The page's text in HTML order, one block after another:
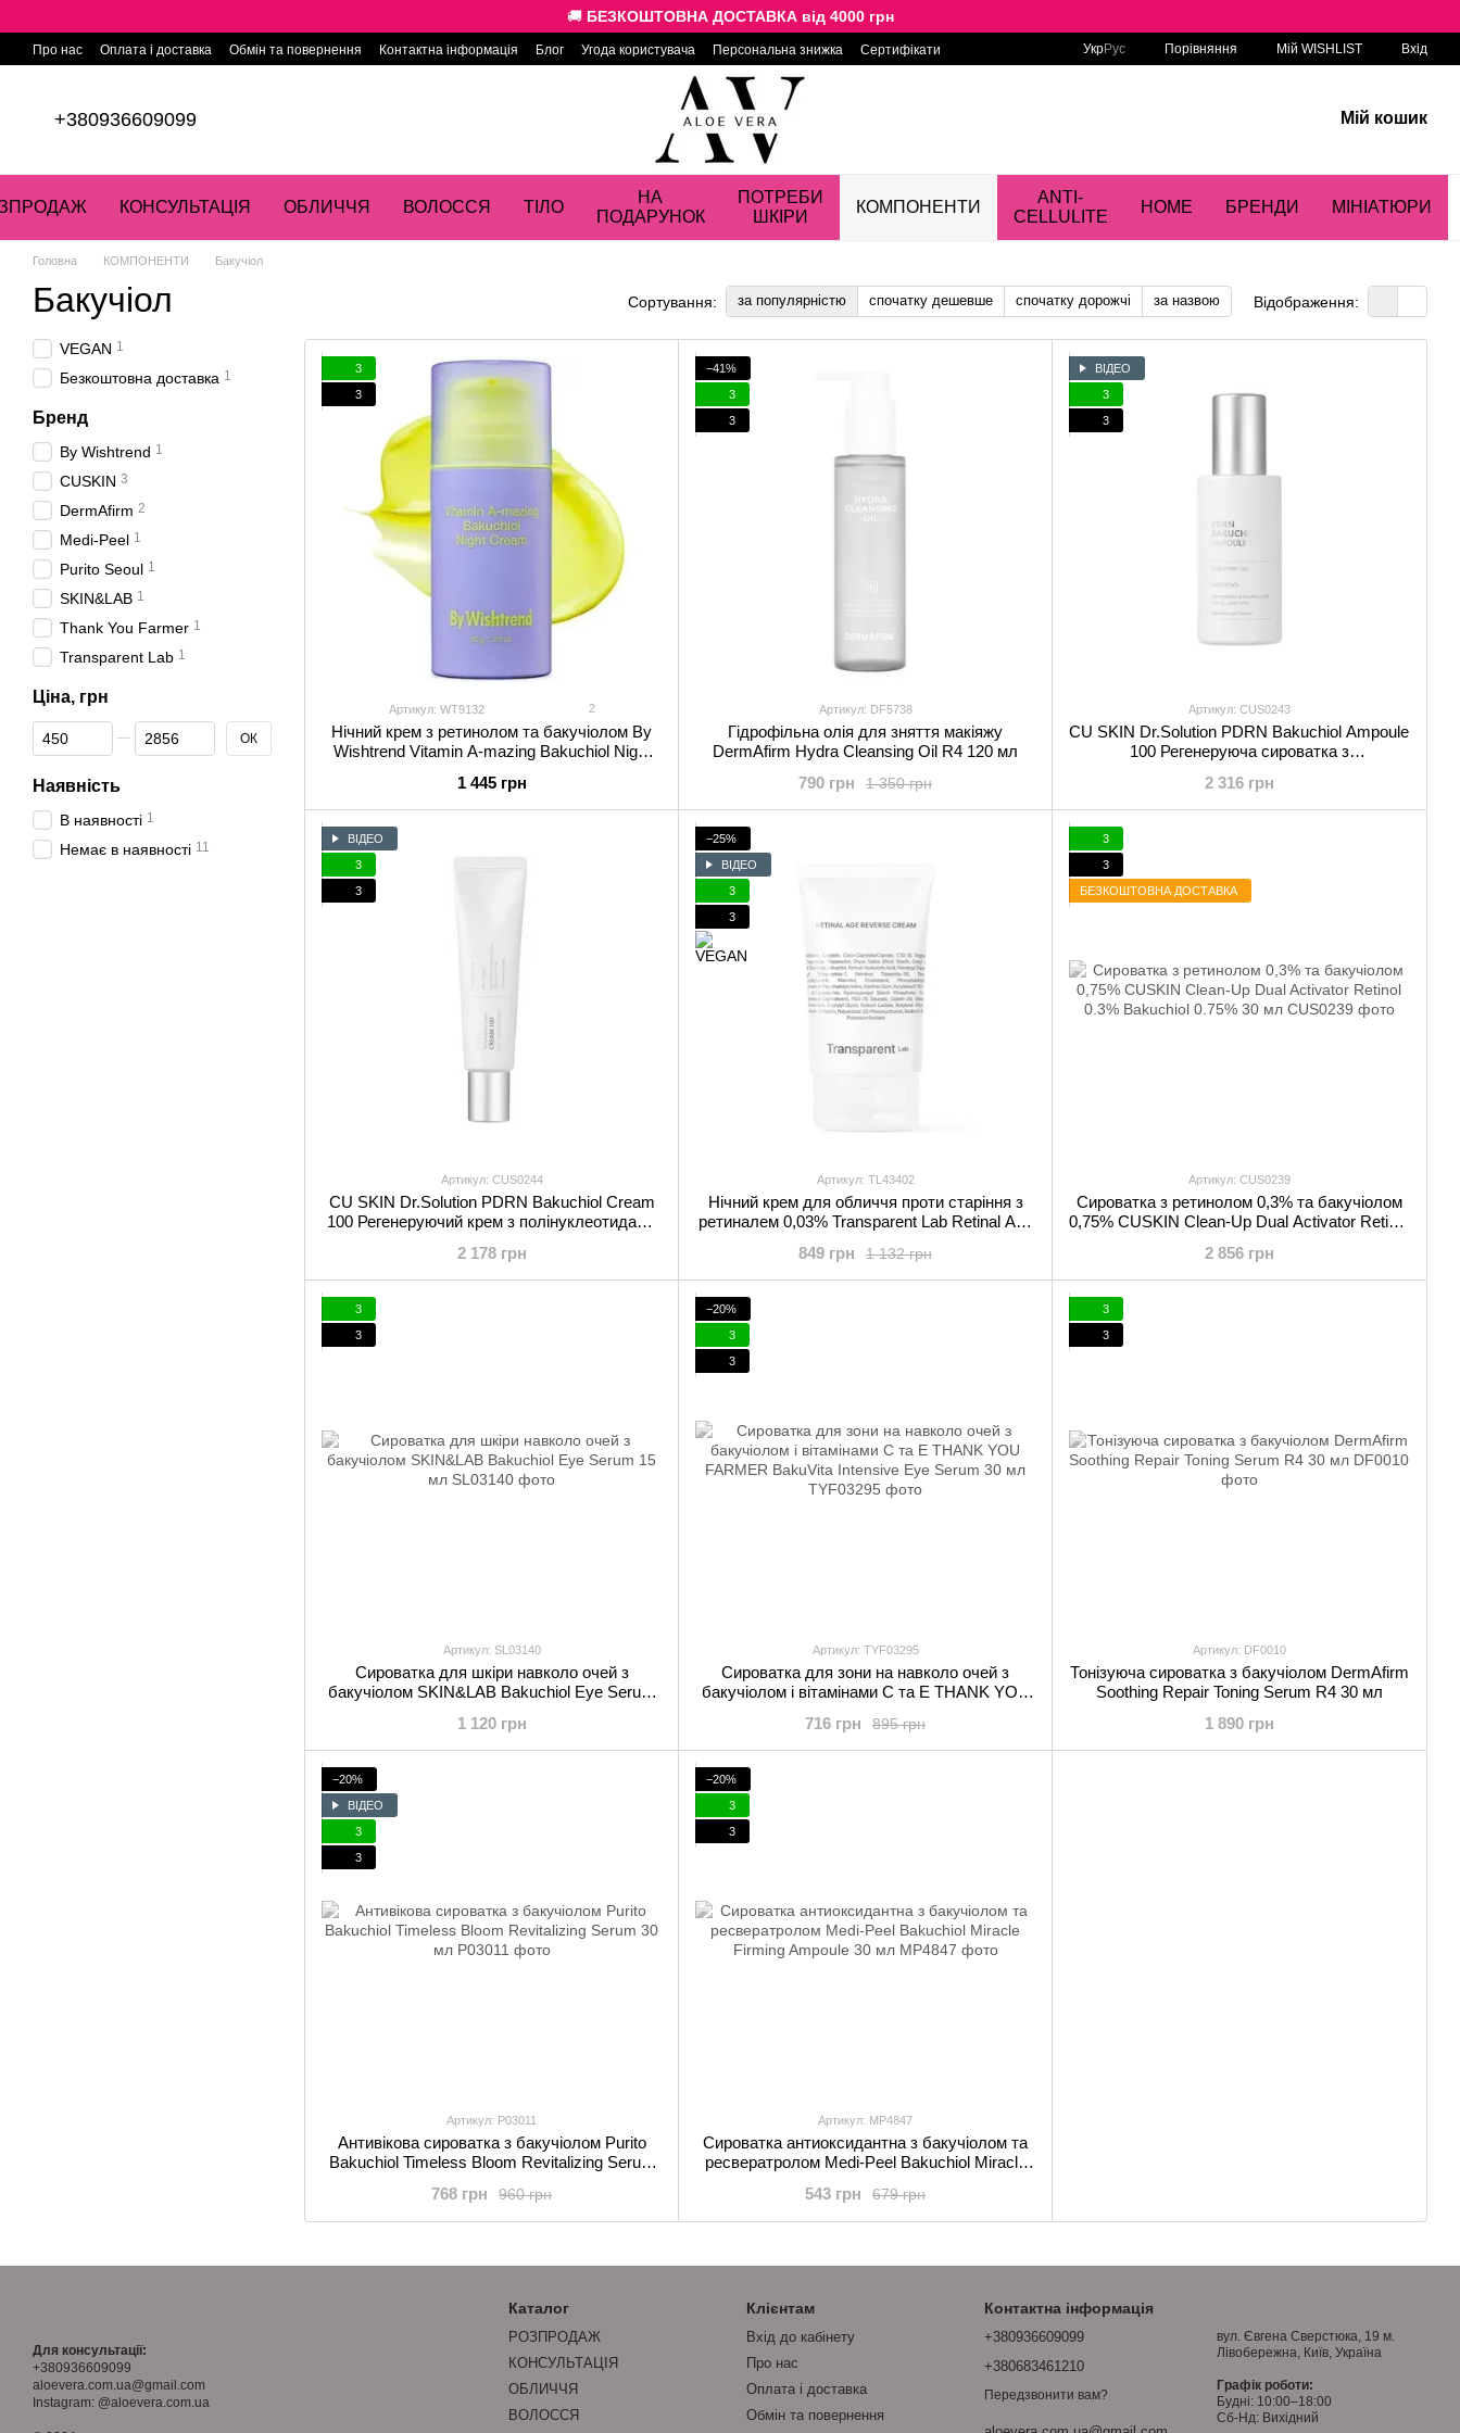
🚚 БЕЗКОШТОВНА ДОСТАВКА від 4000 грн
Про нас Оплата і доставка Обмін та повернення Контактна інформація Блог Угода користувача Персональна знижка Сертифікати УкрРус Порівняння Мій WISHLIST Вхід
+380936609099 Мій кошик
КОНСУЛЬТАЦІЯ ОБЛИЧЧЯ ВОЛОССЯ ТІЛО
НА
ПОДАРУНОК
ПОТРЕБИ
ШКІРИ
КОМПОНЕНТИ
ANTI-
CELLULITE
HOME БРЕНДИ МІНІАТЮРИ
Головна КОМПОНЕНТИ Бакучіол
Бакучіол Сортування: за популярністю спочатку дешевше спочатку дорожчі за назвою Відображення:
3
3
Артикул: WT9132 2
Нічний крем з ретинолом та бакучіолом By
Wishtrend Vitamin A-mazing Bakuchiol Night
1 445 грн
−41%
3
3
Артикул: DF5738
Гідрофільна олія для зняття макіяжу
DermAfirm Hydra Cleansing Oil R4 120 мл
1 350 грн
790 грн
ВІДЕО
3
3
Артикул: CUS0243
CU SKIN Dr.Solution PDRN Bakuchiol Ampoule
100 Регенеруюча сироватка з
2 316 грн
ВІДЕО
3
3
Артикул: CUS0244
CU SKIN Dr.Solution PDRN Bakuchiol Cream
100 Регенеруючий крем з полінуклеотидами
2 178 грн
−25%
ВІДЕО
3
3
Артикул: TL43402
Нічний крем для обличчя проти старіння з
ретиналем 0,03% Transparent Lab Retinal Age
1 132 грн
849 грн
3
3
БЕЗКОШТОВНА ДОСТАВКА
Артикул: CUS0239
Сироватка з ретинолом 0,3% та бакучіолом
0,75% CUSKIN Clean-Up Dual Activator Retinol
2 856 грн
3
3
Артикул: SL03140
Сироватка для шкіри навколо очей з
бакучіолом SKIN&LAB Bakuchiol Eye Serum
1 120 грн
−20%
3
3
Артикул: TYF03295
Сироватка для зони на навколо очей з
бакучіолом і вітамінами C та E THANK YOU
895 грн
716 грн
3
3
Артикул: DF0010
Тонізуюча сироватка з бакучіолом DermAfirm
Soothing Repair Toning Serum R4 30 мл
1 890 грн
−20%
ВІДЕО
3
3
Артикул: P03011
Антивікова сироватка з бакучіолом Purito
Bakuchiol Timeless Bloom Revitalizing Serum
960 грн
768 грн
−20%
3
3
Артикул: MP4847
Сироватка антиоксидантна з бакучіолом та
ресвератролом Medi-Peel Bakuchiol Miracle
679 грн
543 грн
VEGAN 1
Безкоштовна доставка 1
Бренд
By Wishtrend 1
CUSKIN 3
DermAfirm 2
Medi-Peel 1
Purito Seoul 1
SKIN&LAB 1
Thank You Farmer 1
Transparent Lab 1
Ціна, грн
Від Ціна, грн
До Ціна, грн ОК
Наявність
В наявності 1
Немає в наявності 11
Для консультації:
+380936609099
aloevera.com.ua@gmail.com
Instagram: @aloevera.com.ua
Каталог
РОЗПРОДАЖ
КОНСУЛЬТАЦІЯ
ОБЛИЧЧЯ
ВОЛОССЯ
Клієнтам
Вхід до кабінету
Про нас
Оплата і доставка
Обмін та повернення
Контактна інформація
+380936609099
+380683461210
Передзвонити вам?
вул. Євгена Сверстюка, 19 м.
Лівобережна, Київ, Україна
Графік роботи:
Будні: 10:00–18:00
Сб-Нд: Вихідний